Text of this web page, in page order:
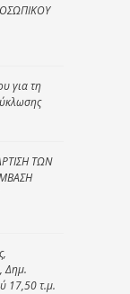
για τη
ΤΩΝ
Δημ.
17,50 τ.μ.